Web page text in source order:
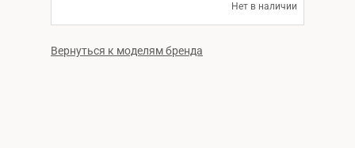
Нет в наличии
Вернуться к моделям бренда